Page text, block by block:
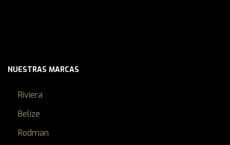
NUESTRAS MARCAS
Riviera
Belize
Rodman